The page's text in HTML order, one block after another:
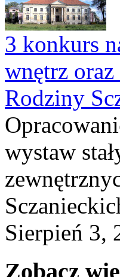
3 konkurs
wnętrz
Rodziny
wystaw
Sierpień 3,
Zobacz